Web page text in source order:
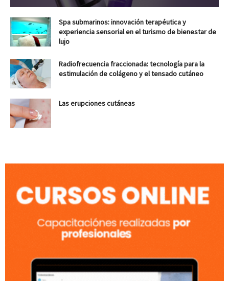
Spa submarinos: innovación terapéutica y
experiencia sensorial en el turismo de bienestar de
lujo
Radiofrecuencia fraccionada: tecnología para la
estimulación de colágeno y el tensado cutáneo
Las erupciones cutáneas